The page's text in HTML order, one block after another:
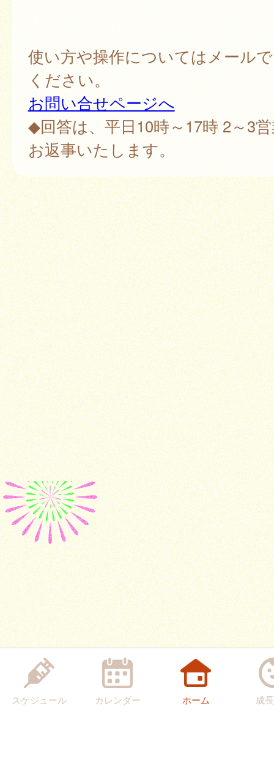
使い方や操作についてはメール
ください。
お問い合せページへ
◆回答は、平日10時～17時 2～3
お返事いたします。
スケジュール カレンダー ホーム 成